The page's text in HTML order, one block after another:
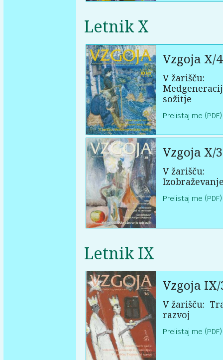
Letnik X
Vzgoja X/
V žarišču:
sožitje
Prelistaj me (PDF)
Vzgoja X/
V žarišču:
Prelistaj me (PDF)
Letnik IX
Vzgoja IX/
V žarišču:
razvoj
Prelistaj me (PDF)